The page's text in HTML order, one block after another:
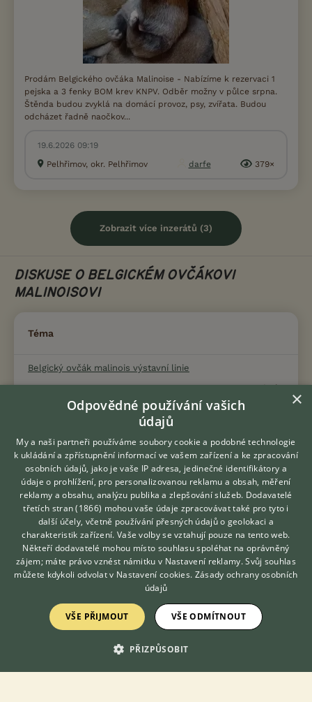
Prodám Belgického ovčáka Malinoise - Nabízíme k rezervaci 1
pejska a 3 fenky BOM krev KNPV. Odběr možny v půlce srpna.
Štěnda budou zvyklá na domácí provoz, psy, zvířata. Budou
odcházet řadně naočkov...
19.6.2026 09:19
Pelhřimov, okr. Pelhřimov
darfe 379×
Zobrazit více inzerátů (3)
DISKUSE O BELGICKÉM OVČÁKOVI
MALINOISOVI
Téma
Belgický ovčák malinois výstavní linie
59reakcí
16.9.2019 18:05
Rada na výchovu
19 reakcí
27.12.2018 09:23
Belgický ovčák malinois
9reakcí
3.12.2020 20:21
10ti měsíční maliňák
28 reakcí
31.12.2021 10:32
Maliňáci
11 reakcí
10.11.2021 20:21
Výchova BOM
20reakcí
9.2.2022 18:48
Hledáte zvířecího kamaráda?
Zdarma vám poradí
VETERINÁŘ ONLINE
KONZULTOVAT S
VETERINÁŘEM
×
Odpovědné používání vašich
údajů
My a naši partneři používáme soubory cookie a podobné technologie
k ukládání a zpřístupnění informací ve vašem zařízení a ke zpracování
osobních údajů, jako je vaše IP adresa, jedinečné identifikátory a
údaje o prohlížení, pro personalizovanou reklamu a obsah, měření
reklamy a obsahu, analýzu publika a zlepšování služeb. Dodavatelé
třetích stran (1866) mohou vaše údaje zpracovávat také pro tyto i
další účely, včetně používání přesných údajů o geolokaci a
charakteristik zařízení. Vaše volby se vztahují pouze na tento web.
Někteří dodavatelé mohou místo souhlasu spoléhat na oprávněný
zájem; máte právo vznést námitku v Nastavení reklamy. Svůj souhlas
můžete kdykoli odvolat v Nastavení cookies. Zásady ochrany osobních
údajů
VŠE PŘIJMOUT VŠE ODMÍTNOUT
PŘIZPŮSOBIT